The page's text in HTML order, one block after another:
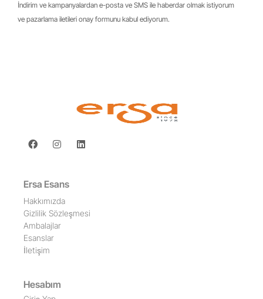
İndirim ve kampanyalardan e-posta ve SMS ile haberdar olmak istiyorum
ve pazarlama iletileri onay formunu kabul ediyorum.
Ersa Esans
Hakkımızda
Gizlilik Sözleşmesi
Ambalajlar
Esanslar
İletişim
Hesabım